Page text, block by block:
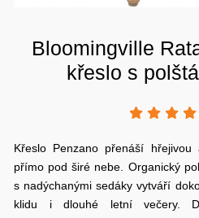
Bloomingville
křeslo s
Křeslo Penzano přenáší hřejivou
přímo pod širé nebe. Organický
s nadýchanými sedáky vytváří
klidu i dlouhé letní večery.